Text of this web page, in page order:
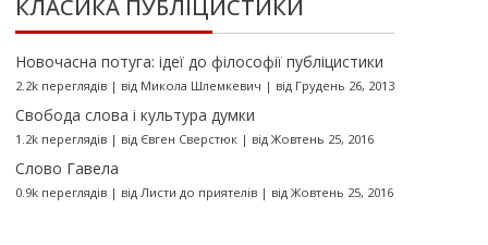
КЛАСИКА ПУБЛІЦИСТИКИ
Новочасна потуга: ідеї до філософії публіцистики
2.2k переглядів| від Микола Шлемкевич | від Грудень 26, 2013
Свобода слова і культура думки
1.2k переглядів| від Євген Сверстюк| від Жовтень 25, 2016
Слово Гавела
0.9k переглядів| від Листи до приятелів| від Жовтень 25, 2016